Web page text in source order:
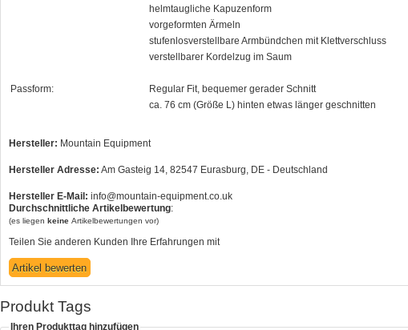
helmtaugliche Kapuzenform
vorgeformten Ärmeln
stufenlosverstellbare Armbündchen mit Klettverschluss
verstellbarer Kordelzug im Saum
Passform:
Regular Fit, bequemer gerader Schnitt
ca. 76 cm (Größe L) hinten etwas länger geschnitten
Hersteller: Mountain Equipment
Hersteller Adresse: Am Gasteig 14, 82547 Eurasburg, DE - Deutschland
Hersteller E-Mail: info@mountain-equipment.co.uk
Durchschnittliche Artikelbewertung:
(es liegen keine Artikelbewertungen vor)
Teilen Sie anderen Kunden Ihre Erfahrungen mit
Produkt Tags
Ihren Produkttag hinzufügen